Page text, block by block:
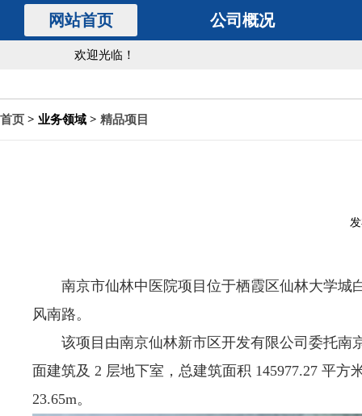
网站首页 公司概况
欢迎光临！
首页 > 业务领域 > 精品项目
南京市仙林中医院项目位于栖霞区仙林大学城
风南路。
该项目由南京仙林新市区开发有限公司委托
面建筑及 2 层地下室，总建筑面积 145977.27 平方
23.65m。